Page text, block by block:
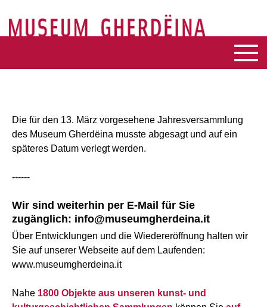
Die für den 13. März vorgesehene Jahresversammlung
des Museum Gherdëina musste abgesagt und auf ein
späteres Datum verlegt werden.
------
Wir sind weiterhin per E-Mail für Sie
zugänglich: info@museumgherdeina.it
Über Entwicklungen und die Wiedereröffnung halten wir
Sie auf unserer Webseite auf dem Laufenden:
www.museumgherdeina.it
Nahe 1800 Objekte aus unseren kunst- und